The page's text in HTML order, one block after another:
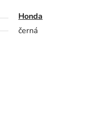
Honda
černá